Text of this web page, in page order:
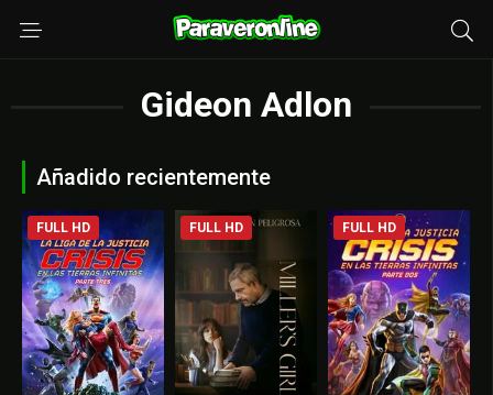
Gideon Adlon
Añadido recientemente
FULL HD FULL HD FULL HD